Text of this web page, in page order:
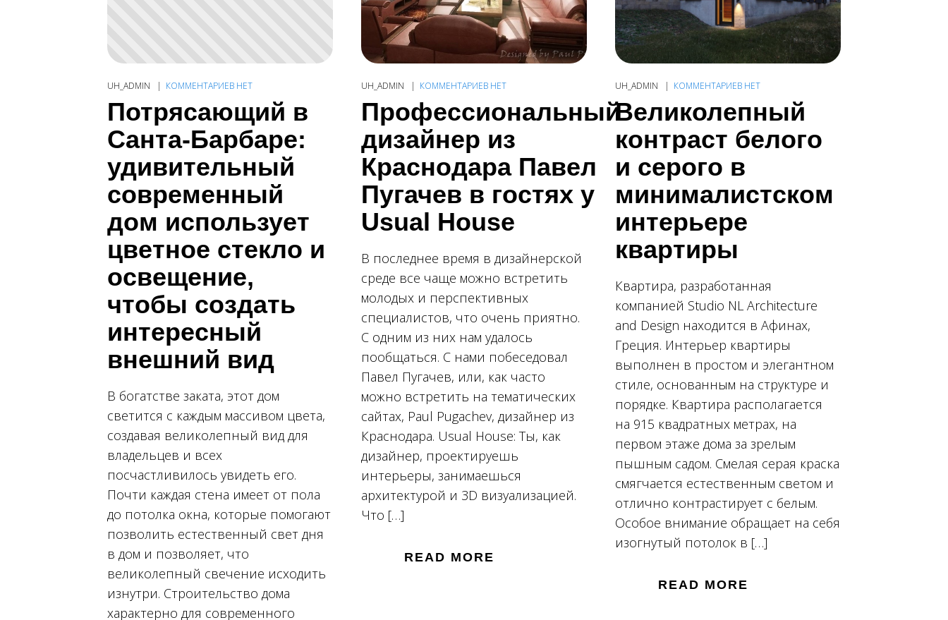
UH_ADMIN КОММЕНТАРИЕВ НЕТ
Потрясающий в
Санта-Барбаре:
удивительный
современный
дом использует
цветное стекло и
освещение,
чтобы создать
интересный
внешний вид
В богатстве заката, этот дом
светится с каждым массивом цвета,
создавая великолепный вид для
владельцев и всех
посчастливилось увидеть его.
Почти каждая стена имеет от пола
до потолка окна, которые помогают
позволить естественный свет дня
в дом и позволяет, что
великолепный свечение исходить
изнутри. Строительство дома
характерно для современного
UH_ADMIN КОММЕНТАРИЕВ НЕТ
Профессиональный
дизайнер из
Краснодара Павел
Пугачев в гостях у
Usual House
В последнее время в дизайнерской
среде все чаще можно встретить
молодых и перспективных
специалистов, что очень приятно.
С одним из них нам удалось
пообщаться. С нами побеседовал
Павел Пугачев, или, как часто
можно встретить на тематических
сайтах, Paul Pugachev, дизайнер из
Краснодара. Usual House: Ты, как
дизайнер, проектируешь
интерьеры, занимаешься
архитектурой и 3D визуализацией.
Что […]
READ MORE
UH_ADMIN КОММЕНТАРИЕВ НЕТ
Великолепный
контраст белого
и серого в
минималистском
интерьере
квартиры
Квартира, разработанная
компанией Studio NL Architecture
and Design находится в Афинах,
Греция. Интерьер квартиры
выполнен в простом и элегантном
стиле, основанным на структуре и
порядке. Квартира располагается
на 915 квадратных метрах, на
первом этаже дома за зрелым
пышным садом. Смелая серая краска
смягчается естественным светом и
отлично контрастирует с белым.
Особое внимание обращает на себя
изогнутый потолок в […]
READ MORE